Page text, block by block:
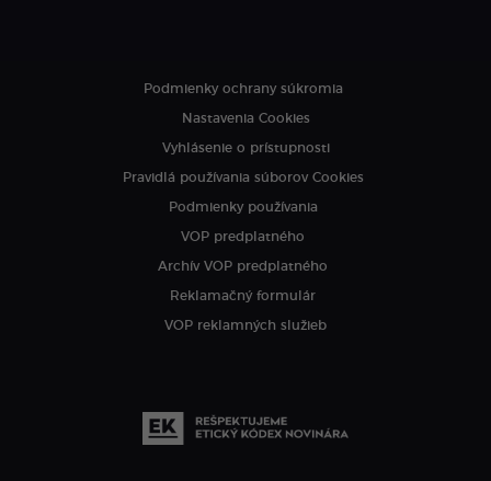
Podmienky ochrany súkromia
Nastavenia Cookies
Vyhlásenie o prístupnosti
Pravidlá používania súborov Cookies
Podmienky používania
VOP predplatného
Archív VOP predplatného
Reklamačný formulár
VOP reklamných služieb